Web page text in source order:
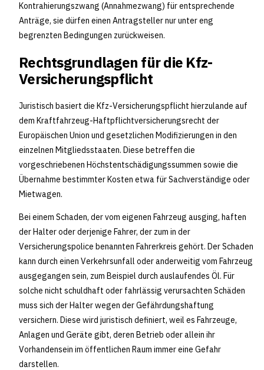
Kontrahierungszwang (Annahmezwang) für entsprechende
Anträge, sie dürfen einen Antragsteller nur unter eng
begrenzten Bedingungen zurückweisen.
Rechtsgrundlagen für die Kfz-
Versicherungspflicht
Juristisch basiert die Kfz-Versicherungspflicht hierzulande auf
dem Kraftfahrzeug-Haftpflichtversicherungsrecht der
Europäischen Union und gesetzlichen Modifizierungen in den
einzelnen Mitgliedsstaaten. Diese betreffen die
vorgeschriebenen Höchstentschädigungssummen sowie die
Übernahme bestimmter Kosten etwa für Sachverständige oder
Mietwagen.
Bei einem Schaden, der vom eigenen Fahrzeug ausging, haften
der Halter oder derjenige Fahrer, der zum in der
Versicherungspolice benannten Fahrerkreis gehört. Der Schaden
kann durch einen Verkehrsunfall oder anderweitig vom Fahrzeug
ausgegangen sein, zum Beispiel durch auslaufendes Öl. Für
solche nicht schuldhaft oder fahrlässig verursachten Schäden
muss sich der Halter wegen der Gefährdungshaftung
versichern. Diese wird juristisch definiert, weil es Fahrzeuge,
Anlagen und Geräte gibt, deren Betrieb oder allein ihr
Vorhandensein im öffentlichen Raum immer eine Gefahr
darstellen.